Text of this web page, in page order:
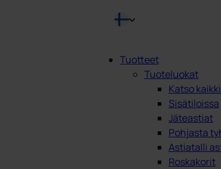
Tuotteet
Tuoteluokat
Katso
Sisätiloissa
Jäteastiat
Pohjasta
Astiatalli
Roskakorit